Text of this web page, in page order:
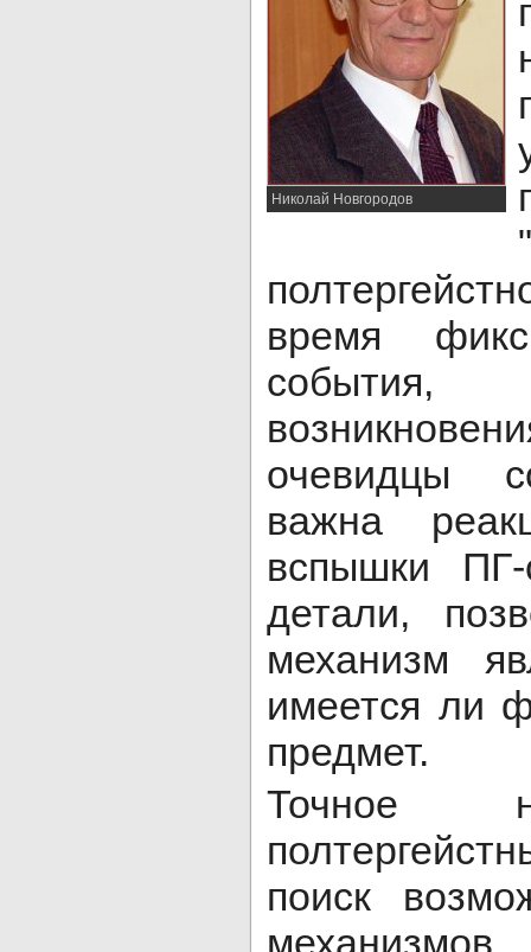
Николай Новгородов
время
очевидцы
важна
вспышки
детали,
механизм
имеется ли
предмет.
Точное
поиск
механизмов